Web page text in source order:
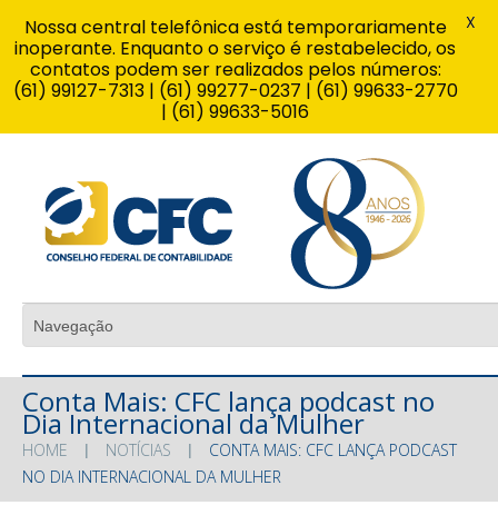
Conta Mais: CFC lança podcast no
Dia Internacional da Mulher
HOME NOTÍCIAS
CONTA MAIS: CFC LANÇA PODCAST
NO DIA INTERNACIONAL DA MULHER
Nossa central telefônica está temporariamente
inoperante. Enquanto o serviço é restabelecido, os
contatos podem ser realizados pelos números:
(61) 99127-7313 | (61) 99277-0237 | (61) 99633-2770
| (61) 99633-5016
X